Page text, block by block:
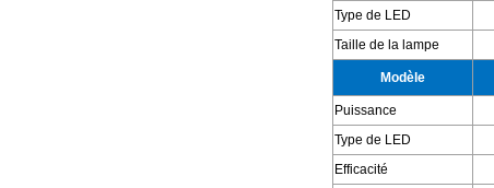
Type de LED
Taille de la lampe
Modèle
Puissance
Type de LED
Efficacité